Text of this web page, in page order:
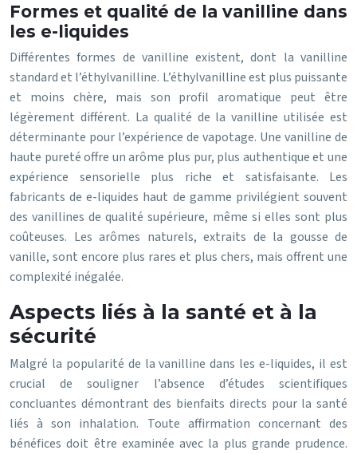
Formes et qualité de la vanilline dans
les e-liquides
Différentes formes de vanilline existent, dont la vanilline
standard et l’éthylvanilline. L’éthylvanilline est plus puissante
et moins chère, mais son profil aromatique peut être
légèrement différent. La qualité de la vanilline utilisée est
déterminante pour l’expérience de vapotage. Une vanilline de
haute pureté offre un arôme plus pur, plus authentique et une
expérience sensorielle plus riche et satisfaisante. Les
fabricants de e-liquides haut de gamme privilégient souvent
des vanillines de qualité supérieure, même si elles sont plus
coûteuses. Les arômes naturels, extraits de la gousse de
vanille, sont encore plus rares et plus chers, mais offrent une
complexité inégalée.
Aspects liés à la santé et à la
sécurité
Malgré la popularité de la vanilline dans les e-liquides, il est
crucial de souligner l’absence d’études scientifiques
concluantes démontrant des bienfaits directs pour la santé
liés à son inhalation. Toute affirmation concernant des
bénéfices doit être examinée avec la plus grande prudence.